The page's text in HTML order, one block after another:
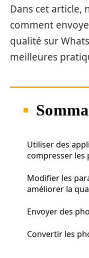
Dans cet article,
comment
qualité sur
meilleures
Utiliser des
compresser les
Modifier les
améliorer la
Envoyer des
Convertir les